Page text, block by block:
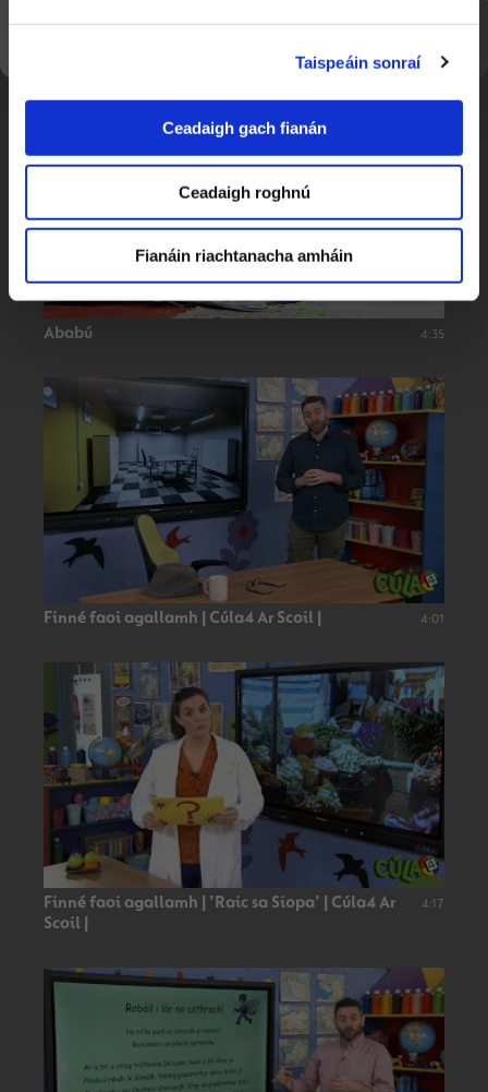
Taispeáin sonraí
Ceadaigh gach fianán
Ceadaigh roghnú
Fianáin riachtanacha amháin
Cine4
Ababú 4:35
Finné faoi agallamh | Cúla4 Ar Scoil | 4:01
Finné faoi agallamh | 'Raic sa Siopa' | Cúla4 Ar
Scoil |
4:17